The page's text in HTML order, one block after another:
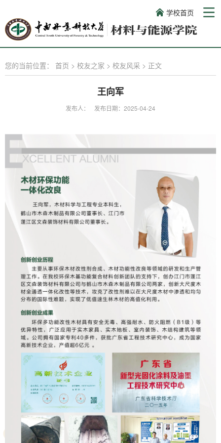
学校首页
您的当前位置： 首页 > 校友之家 > 校友风采 > 正文
王向军
发布人： 发布日期：2025-04-24